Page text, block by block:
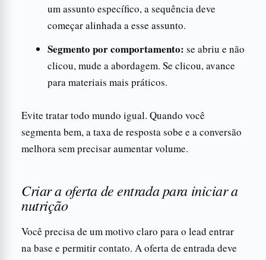
um assunto específico, a sequência deve
começar alinhada a esse assunto.
Segmento por comportamento: se abriu e não
clicou, mude a abordagem. Se clicou, avance
para materiais mais práticos.
Evite tratar todo mundo igual. Quando você
segmenta bem, a taxa de resposta sobe e a conversão
melhora sem precisar aumentar volume.
Criar a oferta de entrada para iniciar a
nutrição
Você precisa de um motivo claro para o lead entrar
na base e permitir contato. A oferta de entrada deve